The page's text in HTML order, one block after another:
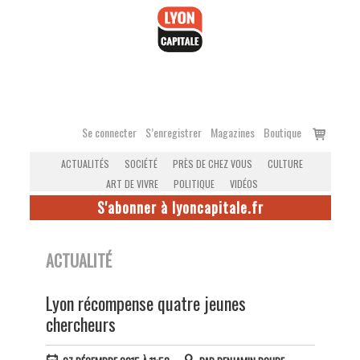
Se connecter S’enregistrer Magazines Boutique
Voir
ACTUALITÉS SOCIÉTÉ PRÈS DE CHEZ VOUS
CULTURE
ART DE VIVRE
POLITIQUE VIDÉOS
S'abonner à lyoncapitale.fr
ACTUALITÉ
Lyon récompense quatre jeunes
chercheurs